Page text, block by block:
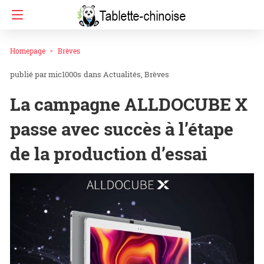
Homepage Brèves
mic1000s dans Actualités Brèves
La campagne ALLDOCUBE X
passe avec succès à l’étape
de la production d’essai